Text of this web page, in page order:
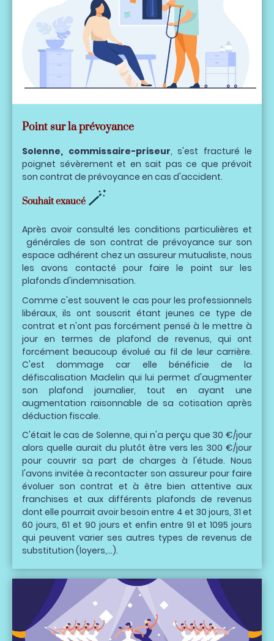
Point sur la prévoyance
Solenne, commissaire-priseur, s'est fracturé le
poignet sévèrement et en sait pas ce que prévoit
son contrat de prévoyance en cas d'accident.
Souhait exaucé 🪄
Après avoir consulté les conditions particulières et
générales de son contrat de prévoyance sur son
espace adhérent chez un assureur mutualiste, nous
les avons contacté pour faire le point sur les
plafonds d'indemnisation.
Comme c'est souvent le cas pour les professionnels
libéraux, ils ont souscrit étant jeunes ce type de
contrat et n'ont pas forcément pensé à le mettre à
jour en termes de plafond de revenus, qui ont
forcément beaucoup évolué au fil de leur carrière.
C'est dommage car elle bénéficie de la
défiscalisation Madelin qui lui permet d'augmenter
son plafond journalier, tout en ayant une
augmentation raisonnable de sa cotisation après
déduction fiscale.
C'était le cas de Solenne, qui n'a perçu que 30 €/jour
alors quelle aurait du plutôt être vers les 300 €/jour
pour couvrir sa part de charges à l'étude. Nous
l'avons invitée à recontacter son assureur pour faire
évoluer son contrat et à être bien attentive aux
franchises et aux différents plafonds de revenus
dont elle pourrait avoir besoin entre 4 et 30 jours, 31 et
60 jours, 61 et 90 jours et enfin entre 91 et 1095 jours
qui peuvent varier ses autres types de revenus de
substitution (loyers,...).